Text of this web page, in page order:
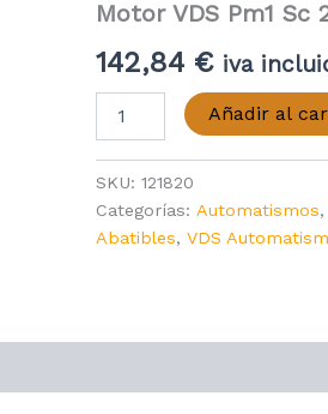
Motor VDS Pm1 Sc
142,84 € iva
VDS
Sc
C400
cantidad
Añadir al
SKU: 121820
Categorías: Automatismos,
Abatibles, VDS